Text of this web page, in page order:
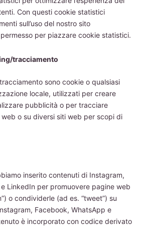
Con questi cookie statistici
sull’uso del nostro sito
per piazzare cookie statistici.
tracciamento
sono cookie o qualsiasi
locale, utilizzati per creare
pubblicità o per tracciare
web o su diversi siti web per scopi di
inserito contenuti di Instagram,
LinkedIn per promuovere pagine web
o condividerle (ad es. “tweet”) su
Facebook, WhatsApp e
è incorporato con codice derivato